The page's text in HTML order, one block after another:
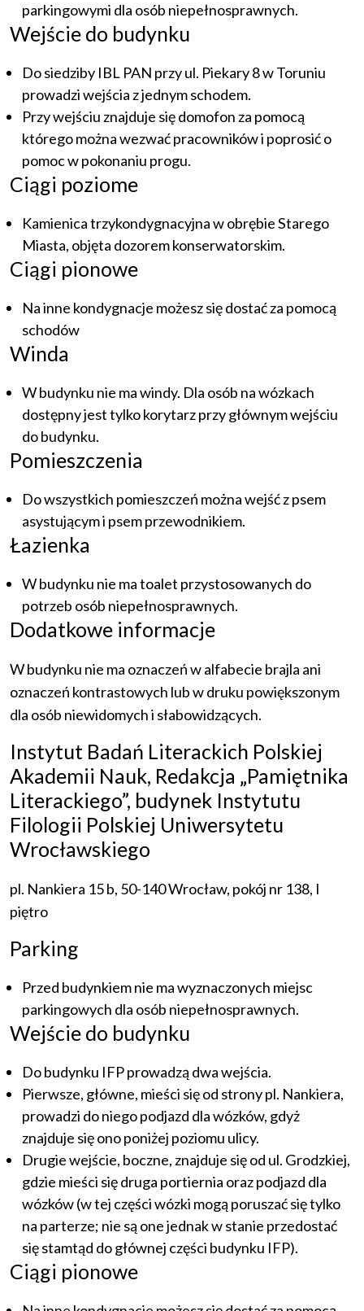
parkingowymi dla osób niepełnosprawnych.
Wejście do budynku
Do siedziby IBL PAN przy ul. Piekary 8 w Toruniu
prowadzi wejścia z jednym schodem.
Przy wejściu znajduje się domofon za pomocą
którego można wezwać pracowników i poprosić o
pomoc w pokonaniu progu.
Ciągi poziome
Kamienica trzykondygnacyjna w obrębie Starego
Miasta, objęta dozorem konserwatorskim.
Ciągi pionowe
Na inne kondygnacje możesz się dostać za pomocą
schodów
Winda
W budynku nie ma windy. Dla osób na wózkach
dostępny jest tylko korytarz przy głównym wejściu
do budynku.
Pomieszczenia
Do wszystkich pomieszczeń można wejść z psem
asystującym i psem przewodnikiem.
Łazienka
W budynku nie ma toalet przystosowanych do
potrzeb osób niepełnosprawnych.
Dodatkowe informacje
W budynku nie ma oznaczeń w alfabecie brajla ani
oznaczeń kontrastowych lub w druku powiększonym
dla osób niewidomych i słabowidzących.
Instytut Badań Literackich Polskiej
Akademii Nauk, Redakcja „Pamiętnika
Literackiego”, budynek Instytutu
Filologii Polskiej Uniwersytetu
Wrocławskiego
pl. Nankiera 15 b, 50-140 Wrocław, pokój nr 138, I
piętro
Parking
Przed budynkiem nie ma wyznaczonych miejsc
parkingowych dla osób niepełnosprawnych.
Wejście do budynku
Do budynku IFP prowadzą dwa wejścia.
Pierwsze, główne, mieści się od strony pl. Nankiera,
prowadzi do niego podjazd dla wózków, gdyż
znajduje się ono poniżej poziomu ulicy.
Drugie wejście, boczne, znajduje się od ul. Grodzkiej,
gdzie mieści się druga portiernia oraz podjazd dla
wózków (w tej części wózki mogą poruszać się tylko
na parterze; nie są one jednak w stanie przedostać
się stamtąd do głównej części budynku IFP).
Ciągi pionowe